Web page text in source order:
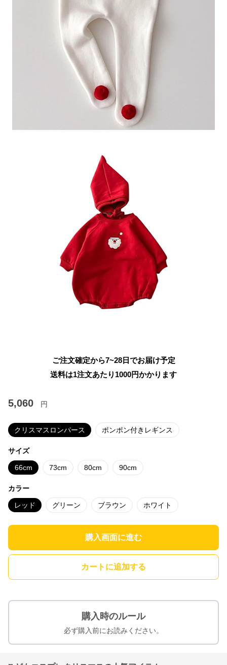
ご注文確定から7~28日でお届け予定
送料は1注文あたり 1000円かかります
5,060 円
クリスマスロンパース ポンポン付きレギンス
サイズ
66cm 73cm 80cm 90cm
カラー
レッド グリーン ブラウン ホワイト
購入画面に進む
カートに追加する
購入時のルール
必ず購入前にお読みください。